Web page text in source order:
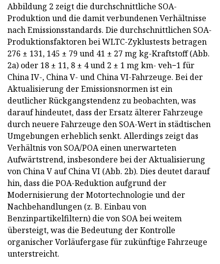
Abbildung 2 zeigt die durchschnittliche SOA-
Produktion und die damit verbundenen Verhältnisse
nach Emissionsstandards. Die durchschnittlichen SOA-
Produktionsfaktoren bei WLTC-Zyklustests betragen
276 ± 131, 145 ± 79 und 41 ± 27 mg kg-Kraftstoff (Abb.
2a) oder 18 ± 11, 8 ± 4 und 2 ± 1 mg km- veh−1 für
China IV-, China V- und China VI-Fahrzeuge. Bei der
Aktualisierung der Emissionsnormen ist ein
deutlicher Rückgangstendenz zu beobachten, was
darauf hindeutet, dass der Ersatz älterer Fahrzeuge
durch neuere Fahrzeuge den SOA-Wert in städtischen
Umgebungen erheblich senkt. Allerdings zeigt das
Verhältnis von SOA/POA einen unerwarteten
Aufwärtstrend, insbesondere bei der Aktualisierung
von China V auf China VI (Abb. 2b). Dies deutet darauf
hin, dass die POA-Reduktion aufgrund der
Modernisierung der Motortechnologie und der
Nachbehandlungen (z. B. Einbau von
Benzinpartikelfiltern) die von SOA bei weitem
übersteigt, was die Bedeutung der Kontrolle
organischer Vorläufergase für zukünftige Fahrzeuge
unterstreicht.